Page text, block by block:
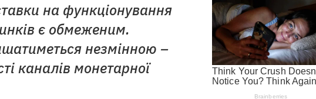
на функціонування
є обмеженим.
незмінною –
каналів монетарної